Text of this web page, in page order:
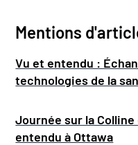
Mentions
Vu et entendu :
technologies de la
Journée sur la Colline
entendu à Ottawa